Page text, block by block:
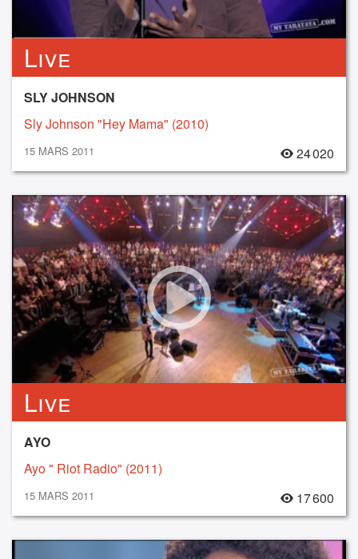
Live
SLY JOHNSON
Sly Johnson "Hey Mama" (2010)
15 MARS 2011 24 020
Live
AYO
Ayo " Riot Radio" (2011)
15 MARS 2011 17 600